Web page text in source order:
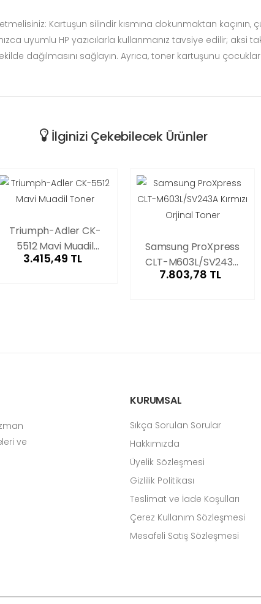
Kartuşun silindir kısmına dokunmaktan kaçının,
uyumlu HP yazıcılarla kullanmanız tavsiye edilir; aksi
dağılmasını sağlayın. Ayrıca, toner kartuşunu
İlginizi Çekebilecek Ürünler
Triumph-Adler CK-
5512 Mavi Muadil
Toner
3.415,49 TL
Samsung ProXpress
CLT-M603L/SV243A
Kırmızı Orjinal Toner
7.803,78 TL
ve
KURUMSAL
Sıkça Sorulan Sorular
Hakkımızda
Üyelik Sözleşmesi
Gizlilik Politikası
Teslimat ve İade Koşulları
Çerez Kullanım Sözleşmesi
Mesafeli Satış Sözleşmesi